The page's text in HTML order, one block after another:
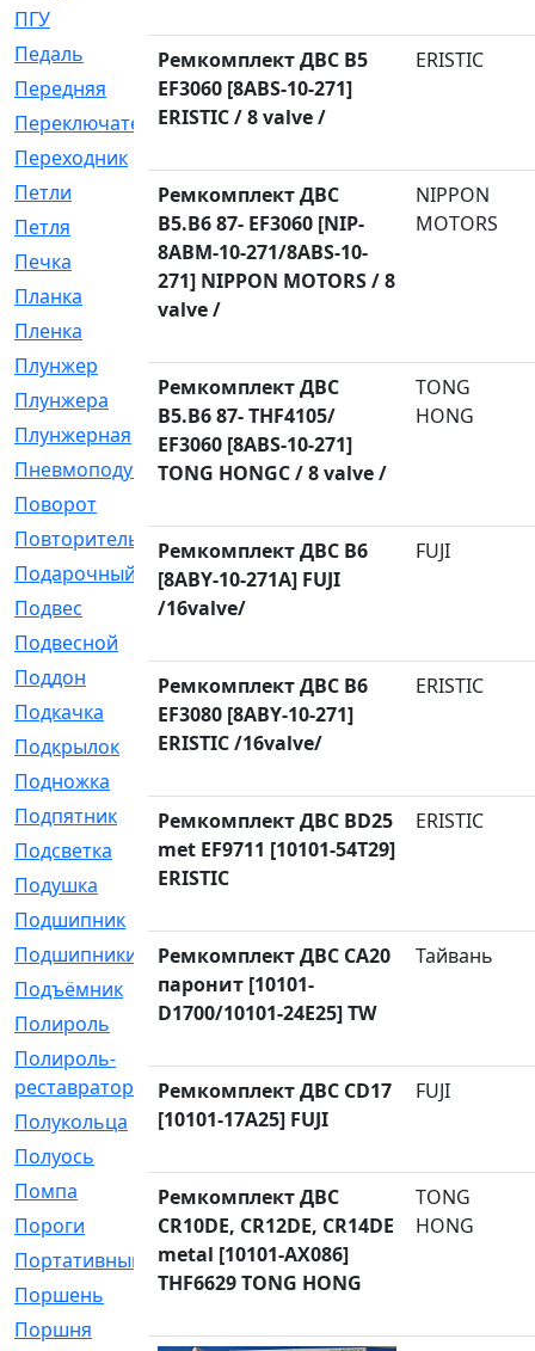
ПГУ
Педаль
[3]
Передняя
[22]
Переключатель
[36]
Переходник
Петли
[23]
Петля
[3]
Печка
[3]
Планка
[21]
Пленка
Плунжер
[1]
Плунжера
[64]
Плунжерная
[91]
Пневмоподушка
[2]
Поворот
Повторитель
Подарочный
[3]
Подвес
[16]
Подвесной
Поддон
[18]
Подкачка
[5]
Подкрылок
[128]
Подножка
Подпятник
[1]
Подсветка
[1]
Подушка
[1540]
Подшипник
Подшипники
[106]
Подъёмник
[1]
Полироль
[1]
Полироль-
реставратор
[1]
Полукольца
[107]
Полуось
Помпа
[537]
Пороги
[1]
Портативный
[1]
Поршень
[5]
Поршня
[833]
Ремкомплект ДВС B5
EF3060 [8ABS-10-271]
ERISTIC / 8 valve /
ERISTIC
Ремкомплект ДВС
B5.B6 87- EF3060 [NIP-
8ABM-10-271/8ABS-10-
271] NIPPON MOTORS / 8
valve /
NIPPON
MOTORS
Ремкомплект ДВС
B5.B6 87- THF4105/
EF3060 [8ABS-10-271]
TONG HONGC / 8 valve /
TONG
HONG
Ремкомплект ДВС B6
[8ABY-10-271A] FUJI
/16valve/
FUJI
Ремкомплект ДВС B6
EF3080 [8ABY-10-271]
ERISTIC /16valve/
ERISTIC
Ремкомплект ДВС BD25
met EF9711 [10101-54T29]
ERISTIC
ERISTIC
Ремкомплект ДВС CA20
паронит [10101-
D1700/10101-24E25] TW
Тайвань
Ремкомплект ДВС CD17
[10101-17A25] FUJI
FUJI
Ремкомплект ДВС
CR10DE, CR12DE, CR14DE
metal [10101-AX086]
THF6629 TONG HONG
TONG
HONG